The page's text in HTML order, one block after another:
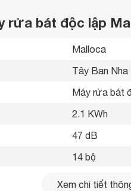
rửa bát độc lập
Malloca
Tây Ban Nha
Máy rửa bát
2.1 KWh
47 dB
14 bộ
Inox
Xem chi tiết